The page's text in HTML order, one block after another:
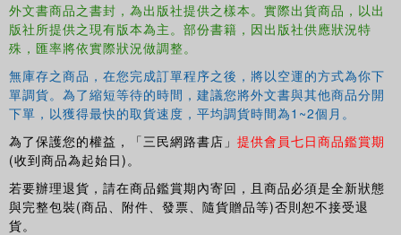
外文書商品之書封，為出版社提供之樣本。實際出貨商品，以出
版社所提供之現有版本為主。部份書籍，因出版社供應狀況特
殊，匯率將依實際狀況做調整。
無庫存之商品，在您完成訂單程序之後，將以空運的方式為你下
單調貨。為了縮短等待的時間，建議您將外文書與其他商品分開
下單，以獲得最快的取貨速度，平均調貨時間為1~2個月。
為了保護您的權益，「三民網路書店」 提供會員七日商品鑑賞期
(收到商品為起始日)。
若要辦理退貨，請在商品鑑賞期內寄回，且商品必須是全新狀態
與完整包裝(商品、附件、發票、隨貨贈品等)否則恕不接受退
貨。